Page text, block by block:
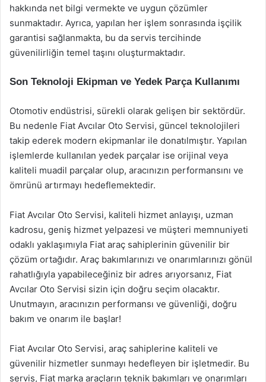
hakkında net bilgi vermekte ve uygun çözümler
sunmaktadır. Ayrıca, yapılan her işlem sonrasında işçilik
garantisi sağlanmakta, bu da servis tercihinde
güvenilirliğin temel taşını oluşturmaktadır.
Son Teknoloji Ekipman ve Yedek Parça Kullanımı
Otomotiv endüstrisi, sürekli olarak gelişen bir sektördür.
Bu nedenle Fiat Avcılar Oto Servisi, güncel teknolojileri
takip ederek modern ekipmanlar ile donatılmıştır. Yapılan
işlemlerde kullanılan yedek parçalar ise orijinal veya
kaliteli muadil parçalar olup, aracınızın performansını ve
ömrünü artırmayı hedeflemektedir.
Fiat Avcılar Oto Servisi, kaliteli hizmet anlayışı, uzman
kadrosu, geniş hizmet yelpazesi ve müşteri memnuniyeti
odaklı yaklaşımıyla Fiat araç sahiplerinin güvenilir bir
çözüm ortağıdır. Araç bakımlarınızı ve onarımlarınızı gönül
rahatlığıyla yapabileceğiniz bir adres arıyorsanız, Fiat
Avcılar Oto Servisi sizin için doğru seçim olacaktır.
Unutmayın, aracınızın performansı ve güvenliği, doğru
bakım ve onarım ile başlar!
Fiat Avcılar Oto Servisi, araç sahiplerine kaliteli ve
güvenilir hizmetler sunmayı hedefleyen bir işletmedir. Bu
servis, Fiat marka araçların teknik bakımları ve onarımları